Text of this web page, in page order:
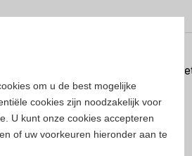
om u de best mogelijke
cookies zijn noodzakelijk voor
U kunt onze cookies accepteren
of uw voorkeuren hieronder aan te